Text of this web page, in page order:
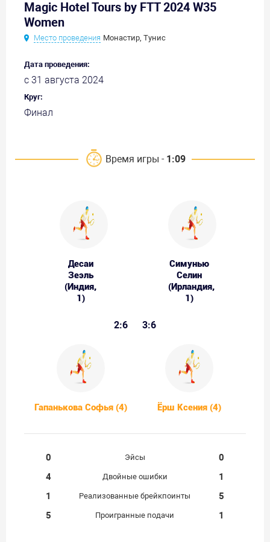
Magic Hotel Tours by FTT 2024 W35
Women
Место проведения Монастир, Тунис
Дата проведения:
с 31 августа 2024
Круг:
Финал
Время игры - 1:09
Десаи
Зеэль
(Индия,
1)
Симунью
Селин
(Ирландия,
1)
2:6 3:6
Гапанькова Софья (4) Ёрш Ксения (4)
0 Эйсы
0
4
Двойные ошибки
1
1
Реализованные брейкпоинты
5
5
Проигранные подачи 1